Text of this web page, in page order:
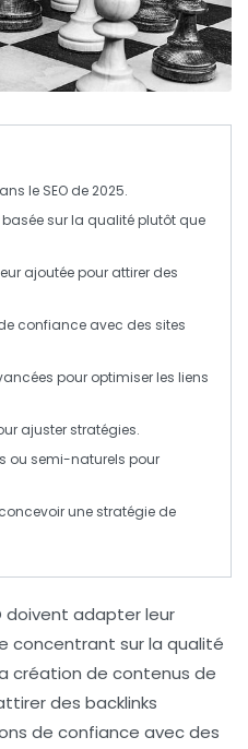
le SEO de 2025.
sur la qualitéplutôt que
ajoutéepour attirer des
confiance avec des sites
pour optimiser les liens
ajuster stratégies.
ou semi-naturels pour
une stratégie de
doivent adapter leur
concentrant sur la qualité
création de contenus de
des backlinks
de confiance avec des